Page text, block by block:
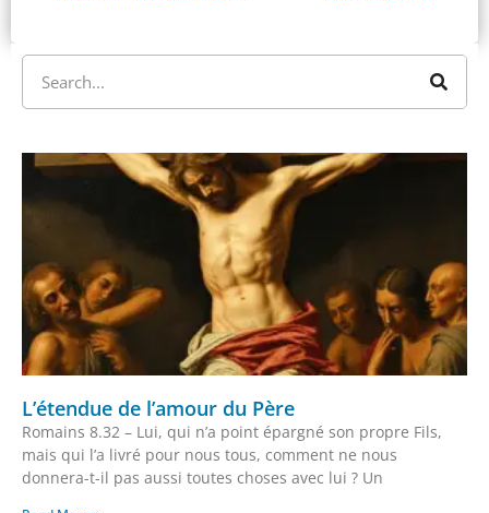
L’étendue de l’amour du Père
Romains 8.32 – Lui, qui n’a point épargné son propre Fils,
mais qui l’a livré pour nous tous, comment ne nous
donnera-t-il pas aussi toutes choses avec lui ? Un